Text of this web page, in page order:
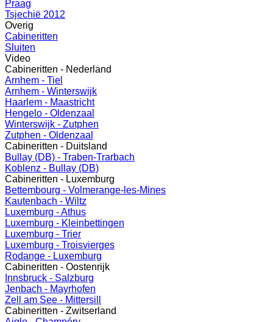
Praag
Tsjechië 2012
Overig
Cabineritten
Sluiten
Video
Cabineritten - Nederland
Arnhem - Tiel
Arnhem - Winterswijk
Haarlem - Maastricht
Hengelo - Oldenzaal
Winterswijk - Zutphen
Zutphen - Oldenzaal
Cabineritten - Duitsland
Bullay (DB) - Traben-Trarbach
Koblenz - Bullay (DB)
Cabineritten - Luxemburg
Bettembourg - Volmerange-les-Mines
Kautenbach - Wiltz
Luxemburg - Athus
Luxemburg - Kleinbettingen
Luxemburg - Trier
Luxemburg - Troisvierges
Rodange - Luxemburg
Cabineritten - Oostenrijk
Innsbruck - Salzburg
Jenbach - Mayrhofen
Zell am See - Mittersill
Cabineritten - Zwitserland